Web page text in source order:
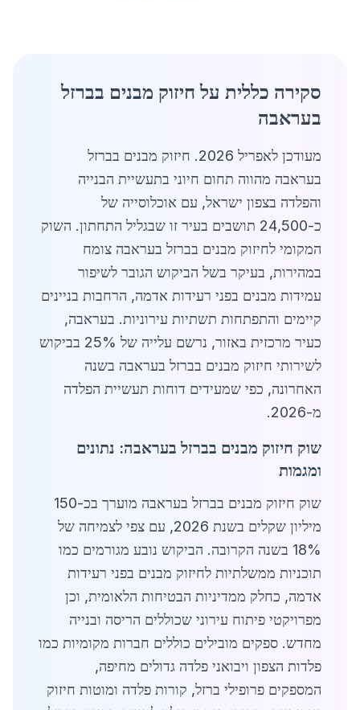
סקירה כללית על חיזוק מבנים בברזל
בעראבה
מעודכן לאפריל 2026. חיזוק מבנים בברזל
בעראבה מהווה תחום חיוני בתעשיית הבנייה
והפלדה בצפון ישראל, עם אוכלוסייה של
כ-24,500 תושבים בעיר זו שבגליל התחתון. השוק
המקומי לחיזוק מבנים בברזל בעראבה צומח
במהירות, בעיקר בשל הביקוש הגובר לשיפור
עמידות מבנים בפני רעידות אדמה, הרחבות בניינים
קיימים והתפתחות תשתיות עירוניות. בעראבה,
כעיר מרכזית באזור, נרשם עלייה של 25% בביקוש
לשירותי חיזוק מבנים בברזל בעראבה בשנה
האחרונה, כפי שמעידים דוחות תעשיית הפלדה
מ-2026.
שוק חיזוק מבנים בברזל בעראבה: נתונים
ומגמות
שוק חיזוק מבנים בברזל בעראבה מוערך בכ-150
מיליון שקלים בשנת 2026, עם צפי לצמיחה של
18% בשנה הקרובה. הביקוש נובע מגורמים כמו
תוכניות ממשלתיות לחיזוק מבנים בפני רעידות
אדמה, כחלק ממדיניות הבטיחות הלאומית, וכן
מפרויקטי פיתוח עירוני שכוללים הריסה ובנייה
מחדש. ספקים מובילים כוללים חברות מקומיות כמו
פלדות הצפון ויבואני פלדה גדולים מחיפה,
המספקים פרופילי ברזל, קורות פלדה ומוטות חיזוק